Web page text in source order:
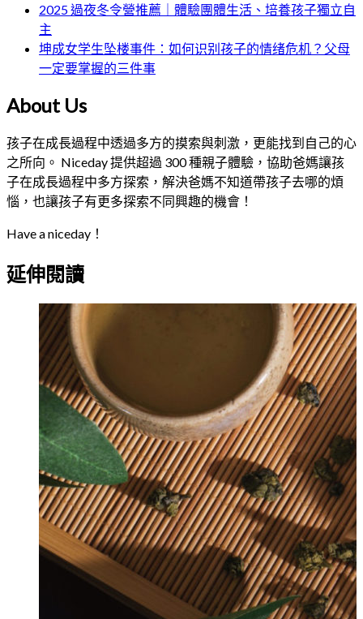
2025 過夜冬令營推薦｜體驗團體生活、培養孩子獨立自
主
坤成女学生坠楼事件：如何识别孩子的情绪危机？父母
一定要掌握的三件事
About Us
孩子在成長過程中透過多方的摸索與刺激，更能找到自己的心
之所向。 Niceday 提供超過 300 種親子體驗，協助爸媽讓孩
子在成長過程中多方探索，解決爸媽不知道帶孩子去哪的煩
惱，也讓孩子有更多探索不同興趣的機會！
Have a niceday！
延伸閱讀